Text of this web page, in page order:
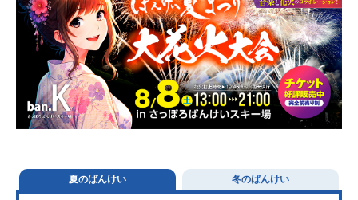
夏のばんけい 冬のばんけい